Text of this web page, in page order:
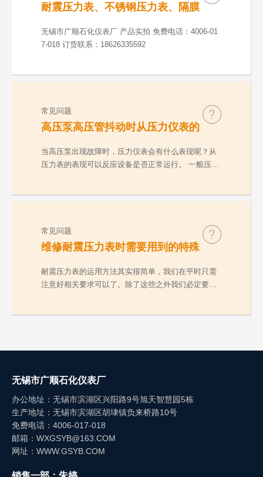
耐震压力表、不锈钢压力表、隔膜
压力表产品实拍介绍
无锡市广顺石化仪表厂 产品实拍 免费电话：4006-01
7-018 订货联系：18626335592
常见问题
高压泵高压管抖动时从压力仪表的
当高压泵出现故障时，压力仪表会有什么表现呢？从
压力表的表现可以反应设备是否正常运行。 一般压力
常见问题
维修耐震压力表时需要用到的特殊
耐震压力表的运用方法其实很简单，我们在平时只需
注意好相关要求可以了。除了这些之外我们必定要弄
无锡市广顺石化仪表厂
办公地址：无锡市滨湖区兴阳路9号旭天智慧园5栋
生产地址：无锡市滨湖区胡埭镇负来桥路10号
免费电话：4006-017-018
邮箱：WXGSYB@163.COM
网址：WWW.GSYB.COM